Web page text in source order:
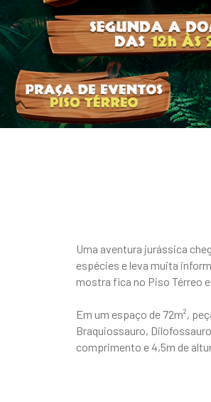
Uma aventura jurássica
espécies e leva muita
mostra fica no Piso Térreo
Em um espaço de 72m²,
Braquiossauro,
comprimento e 4,5m de